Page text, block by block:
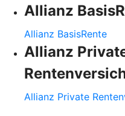
Allianz
Allianz BasisRente
Allianz
Allianz Private